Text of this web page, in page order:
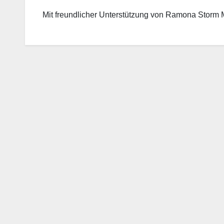
Mit freundlicher Unterstützung von Ramona Storm